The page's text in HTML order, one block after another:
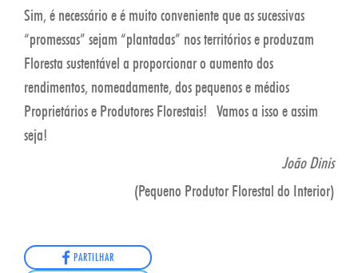
Sim, é necessário e é muito conveniente que as sucessivas
“promessas” sejam “plantadas” nos territórios e produzam
Floresta sustentável a proporcionar o aumento dos
rendimentos, nomeadamente, dos pequenos e médios
Proprietários e Produtores Florestais! Vamos a isso e assim
seja!
João Dinis
(Pequeno Produtor Florestal do Interior)
PARTILHAR